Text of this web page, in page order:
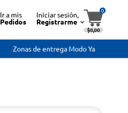
Ir a mis
Pedidos
Iniciar sesión,
Registrarme
0
$0,00
Zonas de entrega Modo Ya